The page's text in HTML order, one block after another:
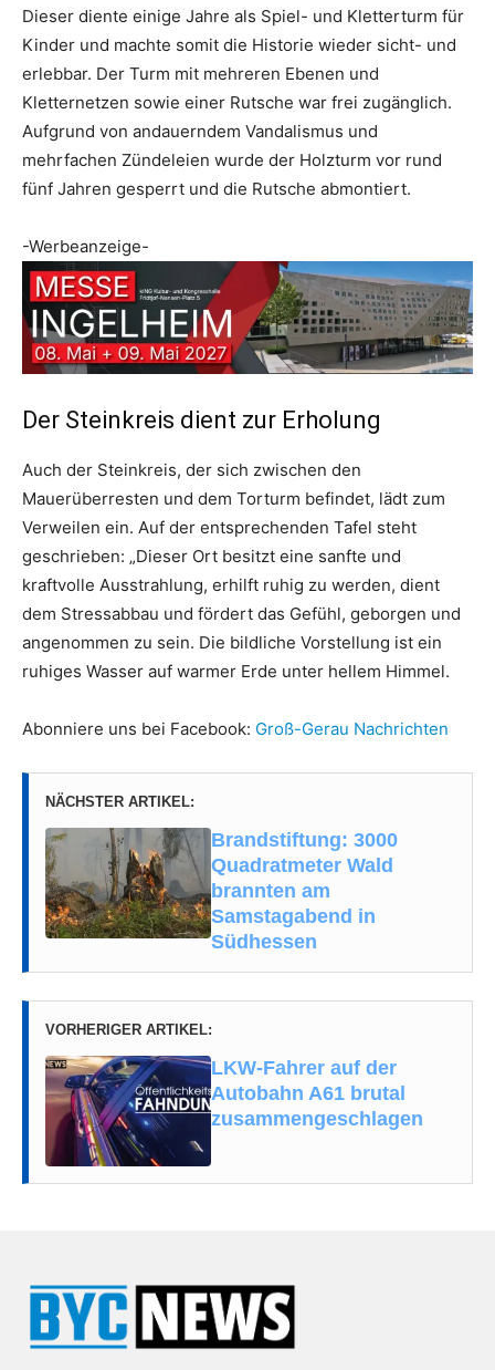
Dieser diente einige Jahre als Spiel- und Kletterturm für
Kinder und machte somit die Historie wieder sicht- und
erlebbar. Der Turm mit mehreren Ebenen und
Kletternetzen sowie einer Rutsche war frei zugänglich.
Aufgrund von andauerndem Vandalismus und
mehrfachen Zündeleien wurde der Holzturm vor rund
fünf Jahren gesperrt und die Rutsche abmontiert.
-Werbeanzeige-
Der Steinkreis dient zur Erholung
Auch der Steinkreis, der sich zwischen den
Mauerüberresten und dem Torturm befindet, lädt zum
Verweilen ein. Auf der entsprechenden Tafel steht
geschrieben: „Dieser Ort besitzt eine sanfte und
kraftvolle Ausstrahlung, erhilft ruhig zu werden, dient
dem Stressabbau und fördert das Gefühl, geborgen und
angenommen zu sein. Die bildliche Vorstellung ist ein
ruhiges Wasser auf warmer Erde unter hellem Himmel.
Abonniere uns bei Facebook: Groß-Gerau Nachrichten
NÄCHSTER ARTIKEL:
Brandstiftung: 3000
Quadratmeter Wald
brannten am
Samstagabend in
Südhessen
VORHERIGER ARTIKEL:
LKW-Fahrer auf der
Autobahn A61 brutal
zusammengeschlagen